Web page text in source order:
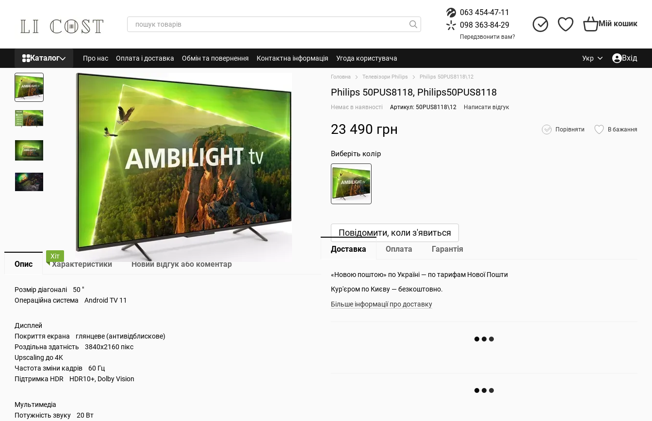
063 454-47-11
098 363-84-29
Передзвонити вам?
Мій кошик
Каталог Про нас Оплата і доставка Обмін та повернення Контактна інформація Угода користувача Укр Вхід
Хіт
Опис Характеристики Новий відгук або коментар
Розмір діагоналі 50 "
Операційна система Android TV 11
Дисплей
Покриття екрана глянцеве (антивідблискове)
Роздільна здатність 3840x2160 пікс
Upscaling до 4K
Частота зміни кадрів 60 Гц
Підтримка HDR HDR10+, Dolby Vision
Мультимедіа
Потужність звуку 20 Вт
Головна Телевізори Philips Philips 50PUS8118\12
Philips 50PUS8118, Philips50PUS8118
Немає в наявності Артикул: 50PUS8118\12 Написати відгук
23 490 грн Порівняти В бажання
Виберіть колір
Повідомити, коли з'явиться
Доставка Оплата Гарантія
«Новою поштою» по Україні — по тарифам Нової Пошти
Кур'єром по Києву — безкоштовно.
Більше інформації про доставку